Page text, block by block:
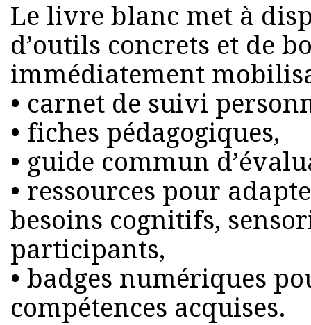
Le livre blanc met à
d’outils concrets et de
immédiatement
• carnet de suivi
• fiches pédagogiques,
• guide commun
• ressources pour
besoins cognitifs,
participants,
• badges numériques
compétences acquises.